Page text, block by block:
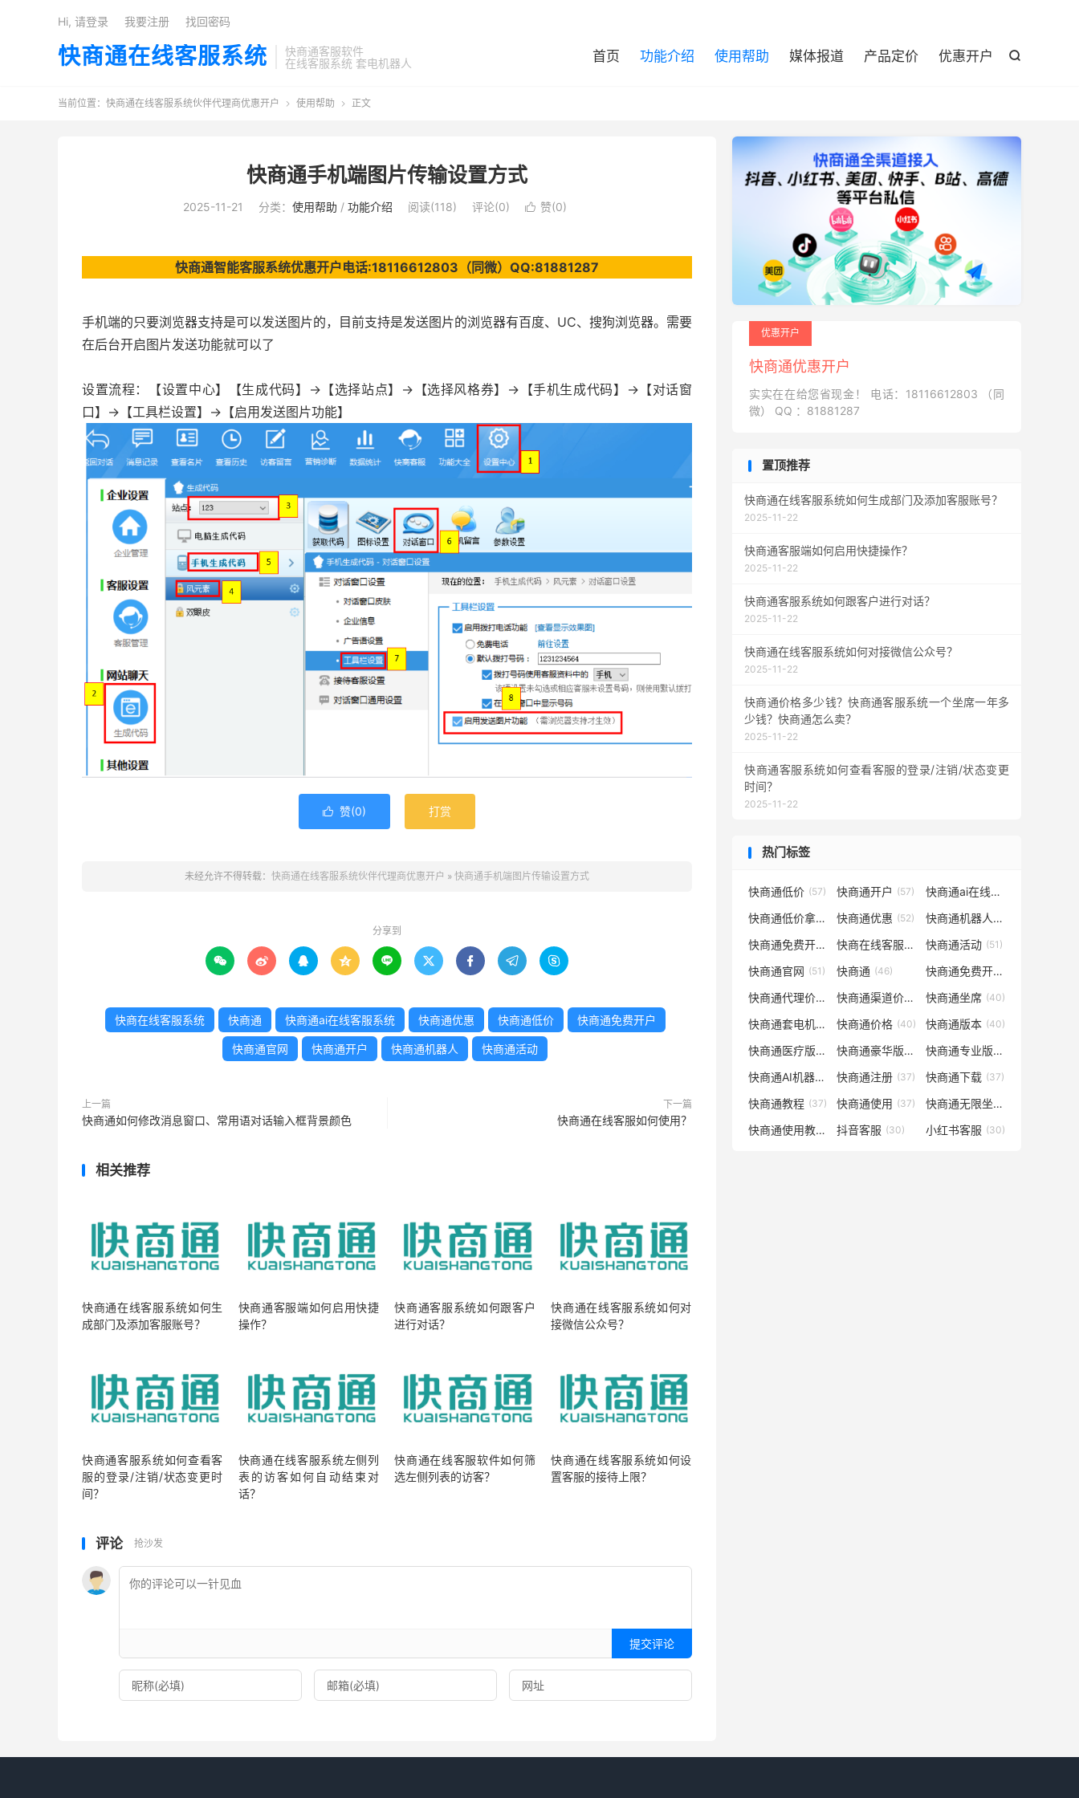
快商通在线客服系统
快商通客服软件
在线客服系统 套电机器人

首页 功能介绍 使用帮助 媒体报道 产品定价 优惠开户
Hi, 请登录 我要注册 找回密码
当前位置： 快商通在线客服系统伙伴代理商优惠开户  使用帮助  正文
快商通手机端图片传输设置方式
2025-11-21 分类： 使用帮助 / 功能介绍 阅读(118) 评论(0)  赞(0)
快商通智能客服系统优惠开户电话:18116612803（同微）QQ:81881287
手机端的只要浏览器支持是可以发送图片的，目前支持是发送图片的浏览器有百度、UC、搜狗浏览器。需要
在后台开启图片发送功能就可以了
设置流程：【设置中心】【生成代码】→【选择站点】→【选择风格券】→【手机生成代码】→【对话窗
口】→【工具栏设置】→【启用发送图片功能】
 赞(0) 打赏
未经允许不得转载： 快商通在线客服系统伙伴代理商优惠开户 » 快商通手机端图片传输设置方式
分享到
        
快商在线客服系统 快商通 快商通ai在线客服系统 快商通优惠 快商通低价 快商通免费开户
快商通官网 快商通开户 快商通机器人 快商通活动
上一篇
快商通如何修改消息窗口、常用语对话输入框背景颜色
下一篇
快商通在线客服如何使用？
相关推荐
快商通在线客服系统如何生
成部门及添加客服账号？
快商通客服端如何启用快捷
操作？
快商通客服系统如何跟客户
进行对话？
快商通在线客服系统如何对
接微信公众号？
快商通客服系统如何查看客
服的登录/注销/状态变更时
间？
快商通在线客服系统左侧列
表的访客如何自动结束对
话？
快商通在线客服软件如何筛
选左侧列表的访客？
快商通在线客服系统如何设
置客服的接待上限？
评论 抢沙发
提交评论
优惠开户
快商通优惠开户
实实在在给您省现金！ 电话：18116612803 （同
微） QQ ：81881287
置顶推荐
快商通在线客服系统如何生成部门及添加客服账号？
2025-11-22
快商通客服端如何启用快捷操作？
2025-11-22
快商通客服系统如何跟客户进行对话？
2025-11-22
快商通在线客服系统如何对接微信公众号？
2025-11-22
快商通价格多少钱？快商通客服系统一个坐席一年多
少钱？快商通怎么卖？
2025-11-22
快商通客服系统如何查看客服的登录/注销/状态变更
时间？
2025-11-22
热门标签
快商通低价 (57) 快商通开户 (57) 快商通ai在线客服系统
快商通低价拿货 (53)
快商通优惠 (52) 快商通机器人(52)
快商通免费开通 (52) 快商在线客服系统 (52)
快商通活动 (51)
快商通官网 (51) 快商通 (46) 快商通免费开户
快商通代理价格 (45) 快商通渠道价格 (40)
快商通坐席 (40)
快商通套电机器人 (40)
快商通价格 (40) 快商通版本 (40)
快商通医疗版(39) 快商通豪华版(39) 快商通专业版(39)
快商通AI机器人 (39)
快商通注册 (37) 快商通下载 (37)
快商通教程 (37) 快商通使用 (37) 快商通无限坐席
快商通使用教程 (33)
抖音客服 (30) 小红书客服 (30)